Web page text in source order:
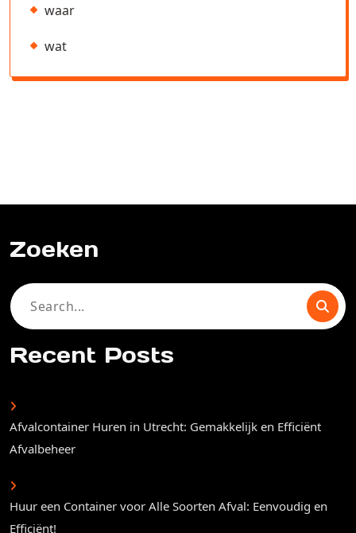
waar
wat
Zoeken
Search
Recent Posts
Afvalcontainer Huren in Utrecht: Gemakkelijk en Efficiënt
Afvalbeheer
Huur een Container voor Alle Soorten Afval: Eenvoudig en
Efficiënt!